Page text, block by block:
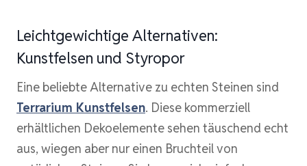
Leichtgewichtige Alternativen:
Kunstfelsen und Styropor
Eine beliebte Alternative zu echten Steinen sind
Terrarium Kunstfelsen. Diese kommerziell
erhältlichen Dekoelemente sehen täuschend echt
aus, wiegen aber nur einen Bruchteil von